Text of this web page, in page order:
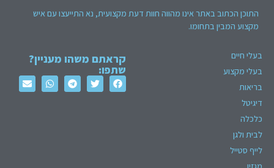
בעלי חיים
בעלי מקצוע
בריאות
דיגיטל
כלכלה
לבית ולגן
לייף סטייל
התוכן הכתוב באתר אינו מהווה חוות דעת מקצועית, נא התייעצו עם איש
מקצוע המבין בתחומו.
קראתם משהו מעניין?
שתפו: